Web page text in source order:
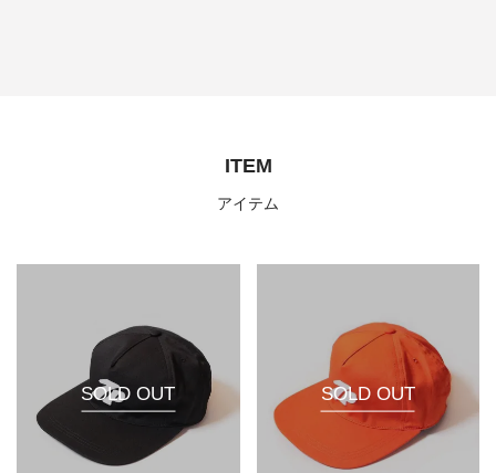
ITEM
アイテム
SOLD OUT SOLD OUT